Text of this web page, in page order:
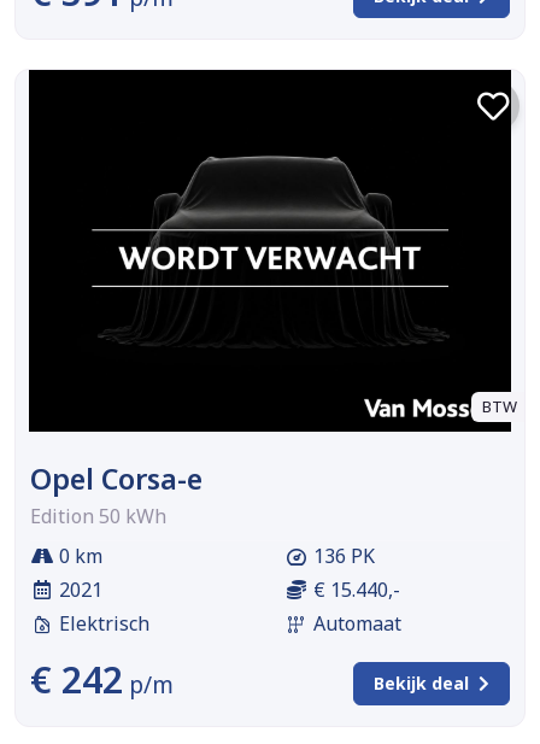
BTW
Opel Corsa-e
Edition 50 kWh
0 km
2021
Elektrisch
136 PK
€ 15.440,-
Automaat
€ 242 p/m Bekijk deal